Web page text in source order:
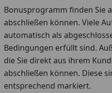
Bonusprogramm finden Sie
abschließen können. Viele
automatisch als
Bedingungen erfüllt sind.
die Sie direkt aus ihrem
abschließen können. Diese
entsprechend markiert.